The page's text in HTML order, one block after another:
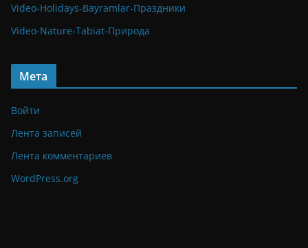
Video-Holidays-Bayramlar-Праздники
Video-Nature-Tabiat-Природа
Мета
Войти
Лента записей
Лента комментариев
WordPress.org